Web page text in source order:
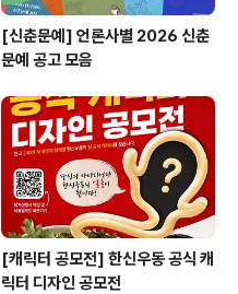
[신춘문예] 언론사별 2026 신춘
문예 공고 모음
[캐릭터 공모전] 한신우동 공식 캐
릭터 디자인 공모전